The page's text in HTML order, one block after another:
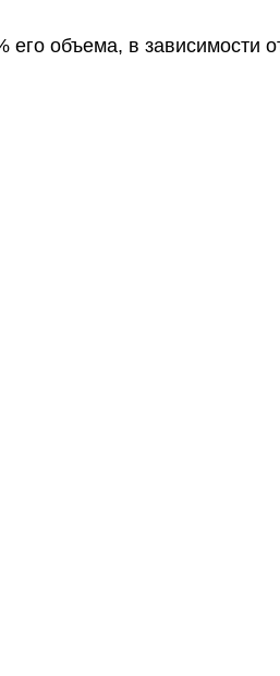
его объема, в